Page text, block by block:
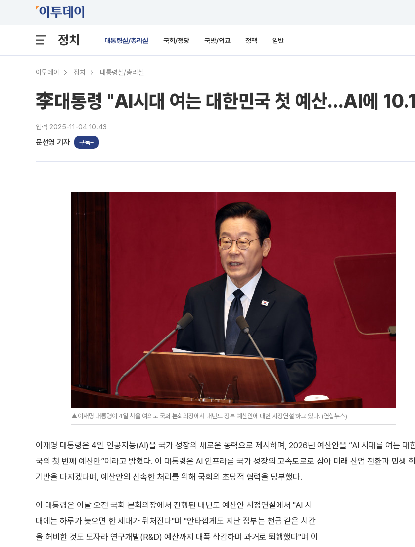
정치 대통령실/총리실 국회/정당 국방/외교 정책 일반
이투데이 정치 대통령실/총리실
李대통령 "AI시대 여는 대한민국 첫 예산…AI에
입력 2025-11-04 10:43
문선영 기자 구독
▲이재명 대통령이 4일 서울 여의도 국회 본회의장에서 내년도 정부 예산안에 대한 시정연설 하고 있다. (연합뉴스)
이재명 대통령은 4일 인공지능(AI)을 국가 성장의 새로운 동력으로 제시하며, 2026년 예산안을 “AI 시대를 여는 대
국의 첫 번째 예산안”이라고 밝혔다. 이 대통령은 AI 인프라를 국가 성장의 고속도로로 삼아 미래 산업 전환과 민생
기반을 다지겠다며, 예산안의 신속한 처리를 위해 국회의 초당적 협력을 당부했다.
이 대통령은 이날 오전 국회 본회의장에서 진행된 내년도 예산안 시정연설에서 "AI 시
대에는 하루가 늦으면 한 세대가 뒤처진다"며 "안타깝게도 지난 정부는 천금 같은 시간
을 허비한 것도 모자라 연구개발(R&D) 예산까지 대폭 삭감하며 과거로 퇴행했다"며 이